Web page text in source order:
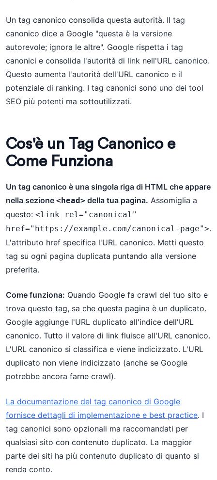
Un tag canonico consolida questa autorità. Il tag
canonico dice a Google "questa è la versione
autorevole; ignora le altre". Google rispetta i tag
canonici e consolida l'autorità di link nell'URL canonico.
Questo aumenta l'autorità dell'URL canonico e il
potenziale di ranking. I tag canonici sono uno dei tool
SEO più potenti ma sottoutilizzati.
Cos'è un Tag Canonico e
Come Funziona
Un tag canonico è una singola riga di HTML che appare
nella sezione <head> della tua pagina. Assomiglia a
questo: <link rel="canonical"
href="https://example.com/canonical-page">.
L'attributo href specifica l'URL canonico. Metti questo
tag su ogni pagina duplicata puntando alla versione
preferita.
Come funziona: Quando Google fa crawl del tuo sito e
trova questo tag, sa che questa pagina è un duplicato.
Google aggiunge l'URL duplicato all'indice dell'URL
canonico. Tutto il valore di link fluisce all'URL canonico.
L'URL canonico si classifica e viene indicizzato. L'URL
duplicato non viene indicizzato (anche se Google
potrebbe ancora farne crawl).
La documentazione del tag canonico di Google
fornisce dettagli di implementazione e best practice. I
tag canonici sono opzionali ma raccomandati per
qualsiasi sito con contenuto duplicato. La maggior
parte dei siti ha più contenuto duplicato di quanto si
renda conto.